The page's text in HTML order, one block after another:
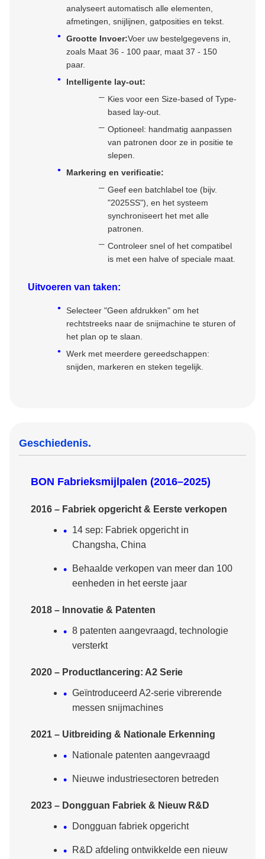
analyseert automatisch alle elementen,
afmetingen, snijlijnen, gatposities en tekst.
Grootte Invoer:Voer uw bestelgegevens in,
zoals Maat 36 - 100 paar, maat 37 - 150
paar.
Intelligente lay-out:
Kies voor een Size-based of Type-
based lay-out.
Optioneel: handmatig aanpassen
van patronen door ze in positie te
slepen.
Markering en verificatie:
Geef een batchlabel toe (bijv.
"2025SS"), en het systeem
synchroniseert het met alle
patronen.
Controleer snel of het compatibel
is met een halve of speciale maat.
Uitvoeren van taken:
Selecteer "Geen afdrukken" om het
rechtstreeks naar de snijmachine te sturen of
het plan op te slaan.
Werk met meerdere gereedschappen:
snijden, markeren en steken tegelijk.
Geschiedenis.
BON Fabrieksmijlpalen (2016–2025)
2016 – Fabriek opgericht & Eerste verkopen
14 sep: Fabriek opgericht in
Changsha, China
Behaalde verkopen van meer dan 100
eenheden in het eerste jaar
2018 – Innovatie & Patenten
8 patenten aangevraagd, technologie
versterkt
2020 – Productlancering: A2 Serie
Geïntroduceerd A2-serie vibrerende
messen snijmachines
2021 – Uitbreiding & Nationale Erkenning
Nationale patenten aangevraagd
Nieuwe industriesectoren betreden
2023 – Dongguan Fabriek & Nieuw R&D
Dongguan fabriek opgericht
R&D afdeling ontwikkelde een nieuw